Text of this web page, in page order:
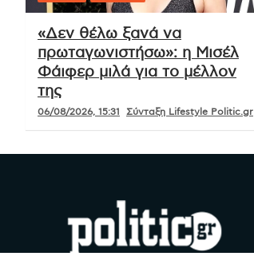
«Δεν θέλω ξανά να
πρωταγωνιστήσω»: η Μισέλ
Φάιφερ μιλά για το μέλλον
της
06/08/2026, 15:31 Σύνταξη Lifestyle Politic.gr